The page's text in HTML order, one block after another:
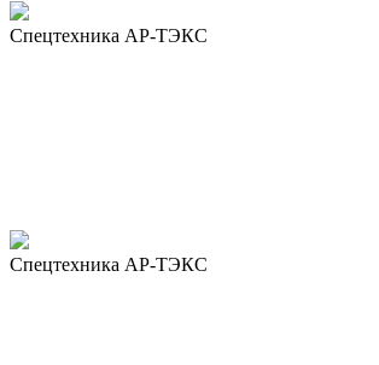
Спецтехника АР-ТЭКС
Спецтехника АР-ТЭКС